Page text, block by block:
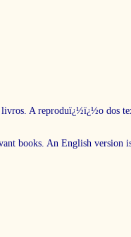
livros. A reproduï¿½ï¿½o dos
books. An English version